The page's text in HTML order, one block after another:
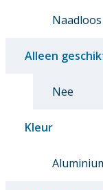
Naadloos
Alleen
Nee
Kleur